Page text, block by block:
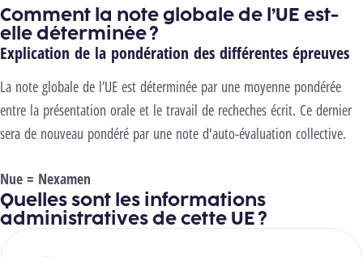
Comment la note globale de l’UE est-
elle déterminée ?
Explication de la pondération des différentes épreuves
La note globale de l’UE est déterminée par une moyenne pondérée
entre la présentation orale et le travail de recheches écrit. Ce dernier
sera de nouveau pondéré par une note d'auto-évaluation collective.
Nue = Nexamen
Quelles sont les informations
administratives de cette UE ?